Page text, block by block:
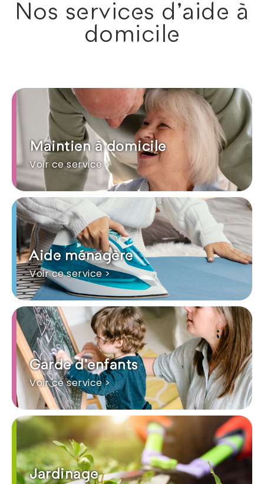
Nos services d'aide à
domicile
Maintien à domicile
Voir ce service >
Aide ménagère
Voir ce service >
Garde d'enfants
Voir ce service >
Jardinage